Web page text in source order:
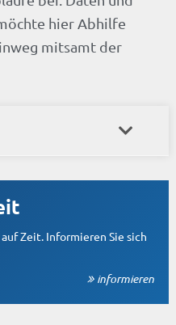
hier Abhilfe
mitsamt der
Zeit. Informieren Sie sich
informieren